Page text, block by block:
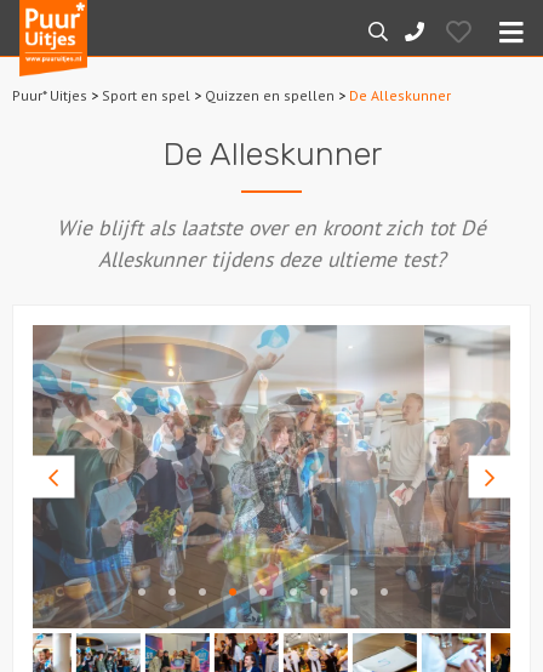
Puur*
Uitjes
Zoeken
088-
7887000
Hearts
Dagarrangementen
Varen
Boottochten
Losse boothuur
Sport en spel
Citygames
Quizzen en spellen
Puur* Uitjes > Sport en spel > Quizzen en spellen > De Alleskunner
De Alleskunner
Wie blijft als laatste over en kroont zich tot Dé
Alleskunner tijdens deze ultieme test?
Vorige
foto
foto